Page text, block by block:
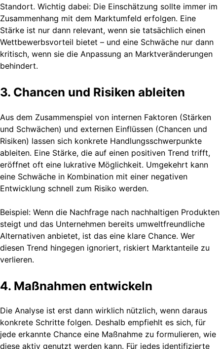
Standort. Wichtig dabei: Die Einschätzung sollte immer im
Zusammenhang mit dem Marktumfeld erfolgen. Eine
Stärke ist nur dann relevant, wenn sie tatsächlich einen
Wettbewerbsvorteil bietet – und eine Schwäche nur dann
kritisch, wenn sie die Anpassung an Marktveränderungen
behindert.
3. Chancen und Risiken ableiten
Aus dem Zusammenspiel von internen Faktoren (Stärken
und Schwächen) und externen Einflüssen (Chancen und
Risiken) lassen sich konkrete Handlungsschwerpunkte
ableiten. Eine Stärke, die auf einen positiven Trend trifft,
eröffnet oft eine lukrative Möglichkeit. Umgekehrt kann
eine Schwäche in Kombination mit einer negativen
Entwicklung schnell zum Risiko werden.
Beispiel: Wenn die Nachfrage nach nachhaltigen Produkten
steigt und das Unternehmen bereits umweltfreundliche
Alternativen anbietet, ist das eine klare Chance. Wer
diesen Trend hingegen ignoriert, riskiert Marktanteile zu
verlieren.
4. Maßnahmen entwickeln
Die Analyse ist erst dann wirklich nützlich, wenn daraus
konkrete Schritte folgen. Deshalb empfiehlt es sich, für
jede erkannte Chance eine Maßnahme zu formulieren, wie
diese aktiv genutzt werden kann. Für jedes identifizierte